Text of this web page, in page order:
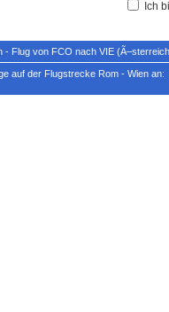
Ich
- Flug von FCO nach VIE
auf der Flugstrecke Rom - Wien an: